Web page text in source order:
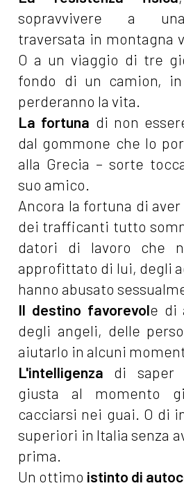
sopravvivere a
traversata in montagna
O a un viaggio di tre
fondo di un camion,
perderanno la vita.
La fortuna di non
dal gommone che lo
alla Grecia – sorte
suo amico.
Ancora la fortuna di
dei trafficanti tutto
datori di lavoro che
approfittato di lui, degli
hanno abusato
Il destino favorevole di
degli angeli, delle
aiutarlo in alcuni
L'intelligenza di saper
giusta al momento
cacciarsi nei guai. O di
superiori in Italia senza
prima.
Un ottimo istinto di